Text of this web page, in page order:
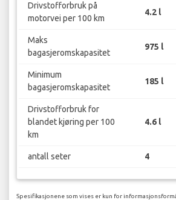
Drivstofforbruk på
motorvei per 100 km
4.2 l
Maks
bagasjeromskapasitet
975 l
Minimum
bagasjeromskapasitet
185 l
Drivstofforbruk for
blandet kjøring per 100
km
4.6 l
antall seter 4
Spesifikasjonene som vises er kun for